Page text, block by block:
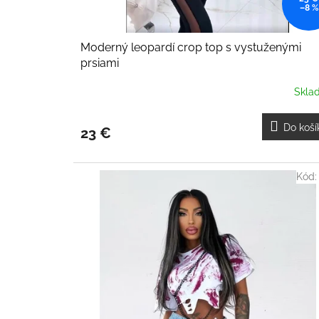
–8 %
Moderný leopardí crop top s vystuženými
prsiami
23 € Do